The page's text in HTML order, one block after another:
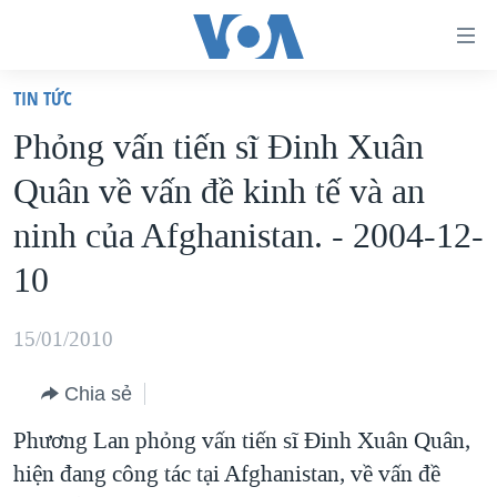
truy
cập
Tới
nội
chính
Tới
hướng
chính
Đi
VIỆT NAM
HOA KỲ
BIỂN ĐÔNG
THẾ GIỚI
MỤC
TỰ DO BÁO CHÍ
VẠCH TRẦN TIN GIẢ
CHUYÊN ĐỀ
CHIẾN TRANH THƯƠNG MẠI CỦA MỸ: QUÁ KHỨ VÀ HIỆN
HỌC TIẾNG ANH
TIN TỨC
Phỏng vấn tiến sĩ Ðinh Xuân
Quân về vấn đề kinh tế và an
ninh của Afghanistan. - 2004-12-
10
15/01/2010
Chia sẻ
Phương Lan phỏng vấn tiến sĩ Ðinh Xuân Quân,
hiện đang công tác tại Afghanistan, về vấn đề